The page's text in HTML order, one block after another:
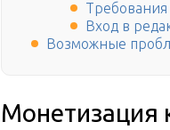
Требования
Вход в
Возможные
Монетизация